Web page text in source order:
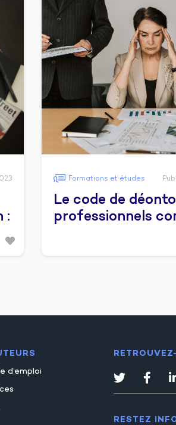
:
Formations et études
Le code de
professionnels
d’emploi
RESTEZ